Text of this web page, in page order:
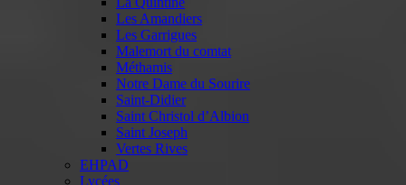
Les Amandiers
Les Garrigues
Malemort du comtat
Méthamis
Notre Dame du Sourire
Saint-Didier
Saint Christol d’Albion
Saint Joseph
Vertes Rives
EHPAD
Lycées